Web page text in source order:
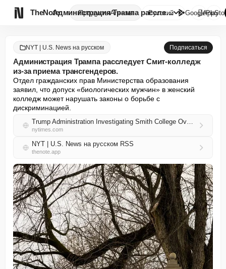
TheNote ПродуктыАгенты Администрация Трампа расследуе...
Русский GooglePlay

NYT | U.S. News на русском Подписаться
Администрация Трампа расследует Смит-колледж
из-за приема трансгендеров.
Отдел гражданских прав Министерства образования
заявил, что допуск «биологических мужчин» в женский
колледж может нарушать законы о борьбе с
дискриминацией.
Trump Administration Investigating Smith College Over Transgender Admissions
nytimes.com
NYT | U.S. News на русском RSS
thenote.app